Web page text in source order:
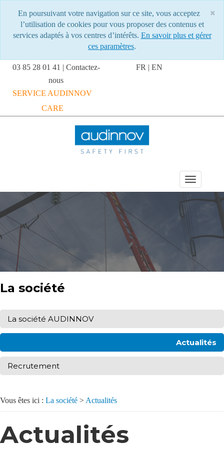
×
En poursuivant votre navigation sur ce site, vous acceptez
l’utilisation de cookies pour vous proposer des contenus et
services adaptés à vos centres d’intérêts. En savoir plus et gérer
ces paramètres.
03 85 28 01 41 | Contactez-
nous
FR |EN
SERVICE AUDINNOV
CARE
Toggle
La société
La société AUDINNOV
Actualités
Recrutement
Vous êtes ici : La société > Actualités
Actualités